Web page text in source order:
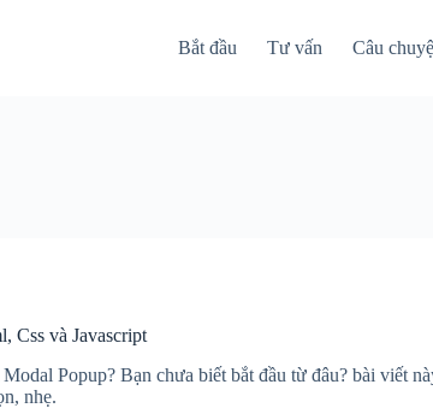
Bắt đầu Tư vấn Câu
Css và Javascript
Popup? Bạn chưa biết bắt đầu từ đâu? bài viết
nhẹ.